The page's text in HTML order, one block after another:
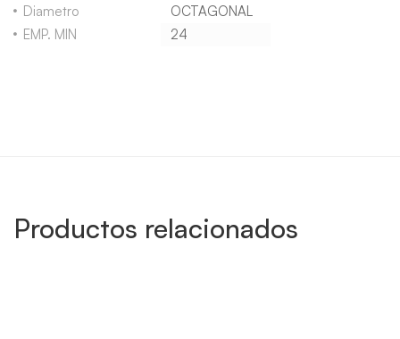
Diametro
OCTAGONAL
EMP. MIN
24
Productos relacionados